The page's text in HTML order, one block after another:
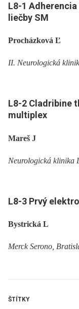
L8-1
liečby SM
Procházková Ľ
II. Neurologická
L8-2 Cladribine
multiplex
Mareš J
Neurologická klinika
L8-3 Prvý
Bystrická L
Merck Serono,
ŠTÍTKY